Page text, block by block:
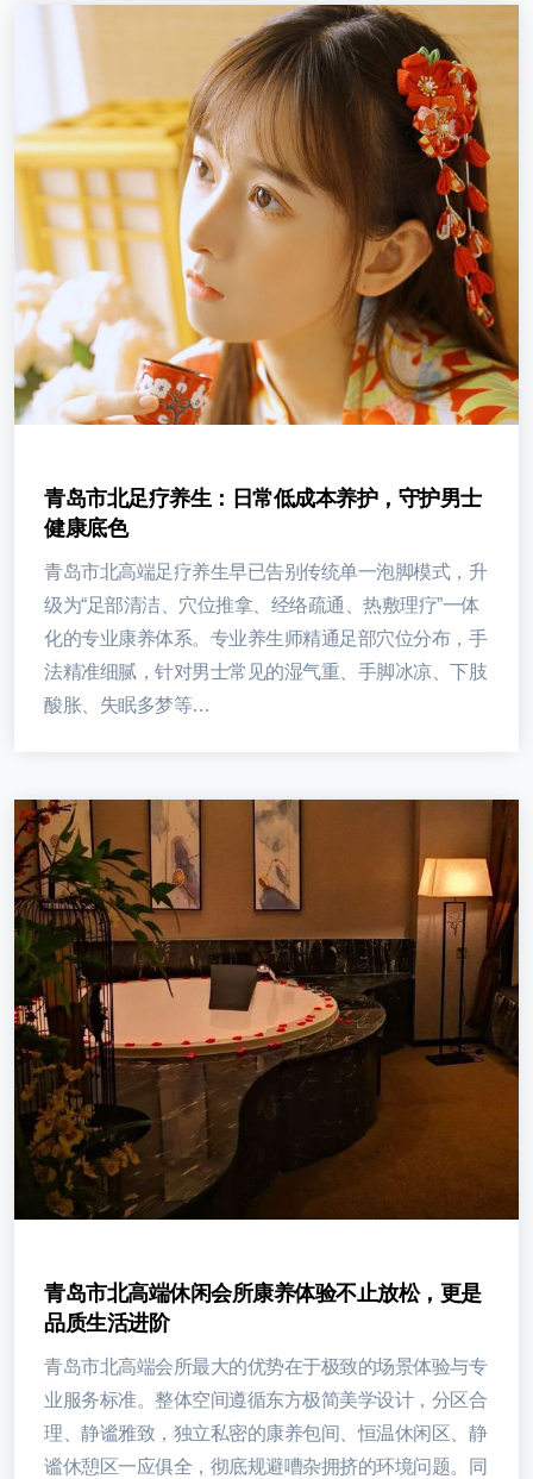
青岛市北足疗养生：日常低成本养护，守护男士
健康底色
青岛市北高端足疗养生早已告别传统单一泡脚模式，升
级为“足部清洁、穴位推拿、经络疏通、热敷理疗”一体
化的专业康养体系。专业养生师精通足部穴位分布，手
法精准细腻，针对男士常见的湿气重、手脚冰凉、下肢
酸胀、失眠多梦等…
青岛市北高端休闲会所康养体验不止放松，更是
品质生活进阶
青岛市北高端会所最大的优势在于极致的场景体验与专
业服务标准。整体空间遵循东方极简美学设计，分区合
理、静谧雅致，独立私密的康养包间、恒温休闲区、静
谧休憩区一应俱全，彻底规避嘈杂拥挤的环境问题。同